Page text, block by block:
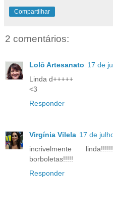
Compartilhar
2 comentários:
Lolô Artesanato 17 de
Linda d+++++
<3
Responder
Virgínia Vilela 17 de
incrivelmente
borboletas!!!!!
Responder